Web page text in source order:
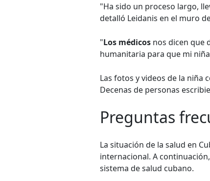
"Ha sido un proceso largo,
detalló Leidanis en el muro
"Los médicos nos dicen que
humanitaria para que mi
Las fotos y videos de la niña
Decenas de personas
Preguntas
La situación de la salud en
internacional. A
sistema de salud cubano.